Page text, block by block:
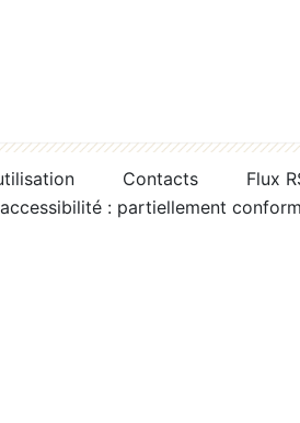
Contacts
Flux
: partiellement